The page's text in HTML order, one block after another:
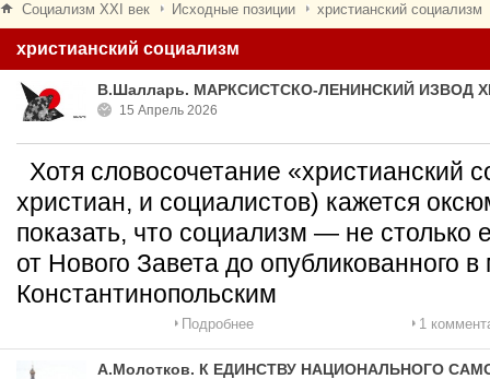
Социализм XXI век Исходные позиции христианский социализм
христианский социализм
В.Шалларь. МАРКСИСТСКО-ЛЕНИНСКИЙ ИЗВОД
15 Апрель 2026
Хотя словосочетание «христианский
христиан, и социалистов) кажется
показать, что социализм — не столько
от Нового Завета до опубликованного
Константинопольским
Подробнее 1
А.Молотков. К ЕДИНСТВУ НАЦИОНАЛЬНОГО